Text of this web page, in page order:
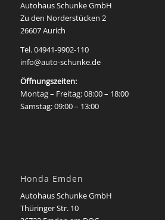
Autohaus Schunke GmbH
Zu den Norderstücken 2
26607 Aurich
Tel. 04941-9902-110
info@auto-schunke.de
Öffnungszeiten:
Montag – Freitag: 08:00 – 18:00
Samstag: 09:00 – 13:00
Honda Emden
Autohaus Schunke GmbH
Thüringer Str. 10